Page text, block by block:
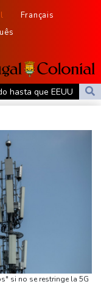
Français
hasta que EEUU
del estrecho de
al acercarse el tifón
padre Jorge tras su
concertado para
a un aeropuerto
si no se restringe la 5G